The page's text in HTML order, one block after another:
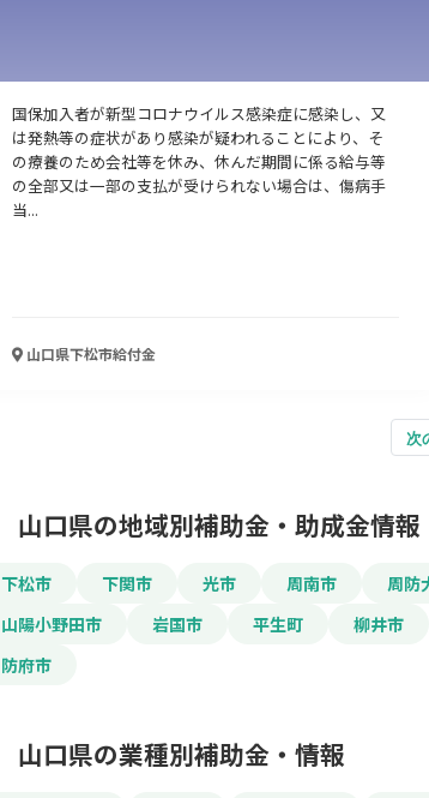
国保加入者が新型コロナウイルス感染症に感染し、又
は発熱等の症状があり感染が疑われることにより、そ
の療養のため会社等を休み、休んだ期間に係る給与等
の全部又は一部の支払が受けられない場合は、傷病手
当...
山口県下松市給付金
次
山口県の地域別補助金・助成金情報
下松市 下関市 光市 周南市 周防
山陽小野田市
岩国市 平生町 柳井市
防府市
山口県の業種別補助金・情報